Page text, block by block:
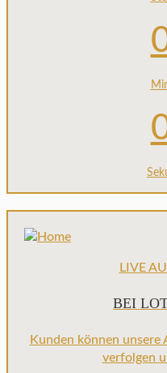
LIVE
BEI
Kunden können
verfolgen